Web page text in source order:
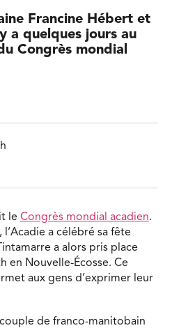
Francine Hébert et
a quelques jours au
Congrès mondial
le Congrès mondial acadien.
a célébré sa fête
a alors pris place
en Nouvelle-Écosse. Ce
aux gens d’exprimer leur
de franco-manitobain